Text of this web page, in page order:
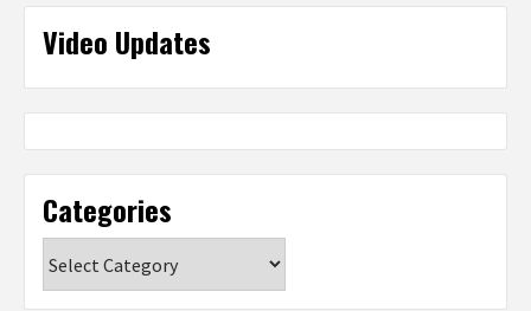
Video Updates
Categories